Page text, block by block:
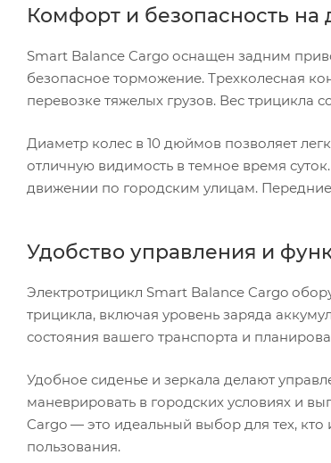
Комфорт и безопасность на
Smart Balance Cargo оснащен задним
безопасное торможение. Трехколесная
перевозке тяжелых грузов. Вес трицикла
Диаметр колес в 10 дюймов позволяет
отличную видимость в темное время
движении по городским улицам.
Удобство управления и
Электротрицикл Smart Balance Cargo
трицикла, включая уровень заряда
состояния вашего транспорта и
Удобное сиденье и зеркала делают
маневрировать в городских условиях и
Cargo — это идеальный выбор для тех,
пользования.